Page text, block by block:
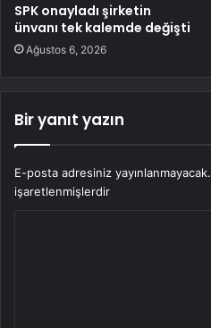
SPK onayladı şirketin
ünvanı tek kalemde değişti
Ağustos 6, 2026
Bir yanıt yazın
E-posta adresiniz yayınlanmayacak.
işaretlenmişlerdir